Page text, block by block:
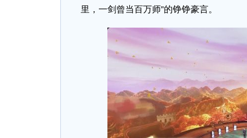
里，一剑曾当百万师”的铮铮豪言。